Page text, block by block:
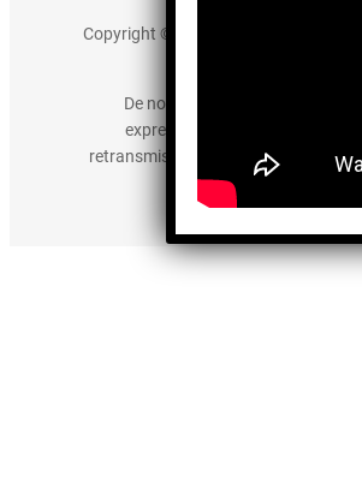
Copyright © 2025 somos-
De no existir previa autorización,
expresamente prohibida la
retransmisión, edición y cualquier
contenidos.